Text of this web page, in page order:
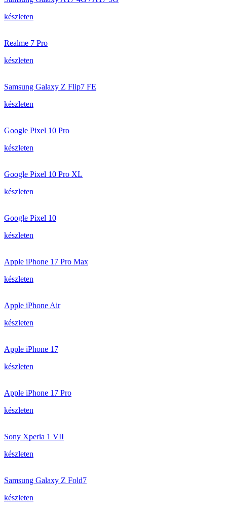
készleten
Realme 7 Pro
készleten
Samsung Galaxy Z Flip7 FE
készleten
Google Pixel 10 Pro
készleten
Google Pixel 10 Pro XL
készleten
Google Pixel 10
készleten
Apple iPhone 17 Pro Max
készleten
Apple iPhone Air
készleten
Apple iPhone 17
készleten
Apple iPhone 17 Pro
készleten
Sony Xperia 1 VII
készleten
Samsung Galaxy Z Fold7
készleten